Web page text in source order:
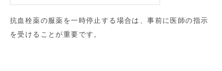
抗血栓薬の服薬を一時停止する場合は、事前に医師の指示
を受けることが重要です。